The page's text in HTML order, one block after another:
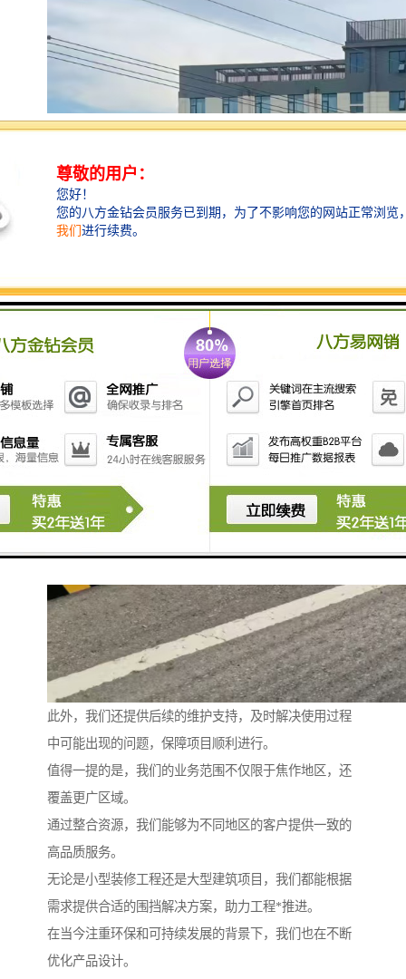
此外，我们还提供后续的维护支持，及时解决使用过程
中可能出现的问题，保障项目顺利进行。
值得一提的是，我们的业务范围不仅限于焦作地区，还
覆盖更广区域。
通过整合资源，我们能够为不同地区的客户提供一致的
高品质服务。
无论是小型装修工程还是大型建筑项目，我们都能根据
需求提供合适的围挡解决方案，助力工程*推进。
在当今注重环保和可持续发展的背景下，我们也在不断
优化产品设计。